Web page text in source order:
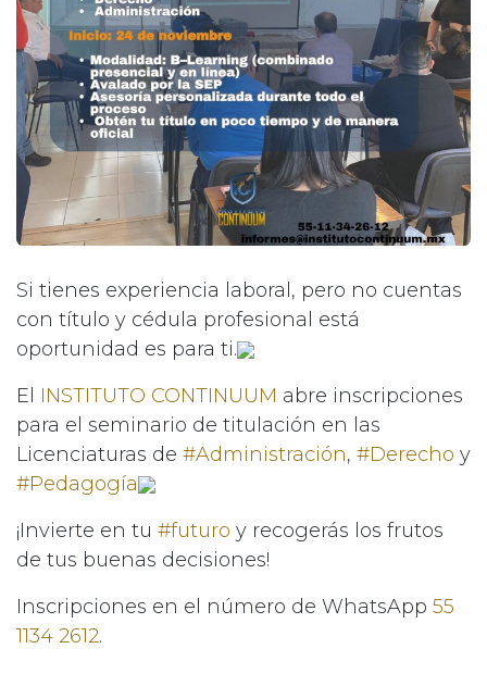
Si tienes experiencia laboral, pero no cuentas
con título y cédula profesional está
oportunidad es para ti.
El INSTITUTO CONTINUUM abre inscripciones
para el seminario de titulación en las
Licenciaturas de #Administración, #Derecho y
#Pedagogía
¡Invierte en tu #futuro y recogerás los frutos
de tus buenas decisiones!
Inscripciones en el número de WhatsApp 55
1134 2612.